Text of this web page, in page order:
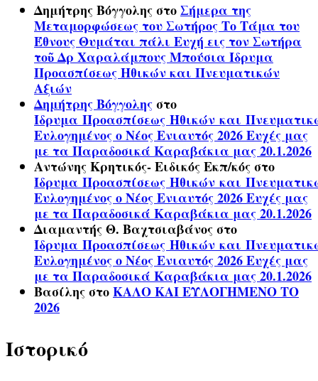
Δημήτρης ΒόγγοληςστοΣήμερα της
Μεταμορφώσεως του Σωτήρος Το Τάμα του
Έθνους Θυμάται πάλι Ευχή εις τον Σωτήρα
τοῦ Δρ Χαραλάμπους Μπούσια Ίδρυμα
Προασπίσεως Ηθικών και Πνευματικών
Αξιών
Δημήτρης Βόγγοληςστο
Ίδρυμα Προασπίσεως Ηθικών και
Ευλογημένος ο Νέος Ενιαυτός 2026 Ευχές μας
με τα Παραδοσικά Καραβάκια μας 20.1.2026
Αντώνης Κρητικός- Ειδικός Εκπ/κόςστο
Ίδρυμα Προασπίσεως Ηθικών και
Ευλογημένος ο Νέος Ενιαυτός 2026 Ευχές μας
με τα Παραδοσικά Καραβάκια μας 20.1.2026
Διαμαντής Θ. Βαχτσιαβάνοςστο
Ίδρυμα Προασπίσεως Ηθικών και
Ευλογημένος ο Νέος Ενιαυτός 2026 Ευχές μας
με τα Παραδοσικά Καραβάκια μας 20.1.2026
ΒασίληςστοΚΑΛΟ ΚΑΙ ΕΥΛΟΓΗΜΕΝΟ ΤΟ
2026
Ιστορικό